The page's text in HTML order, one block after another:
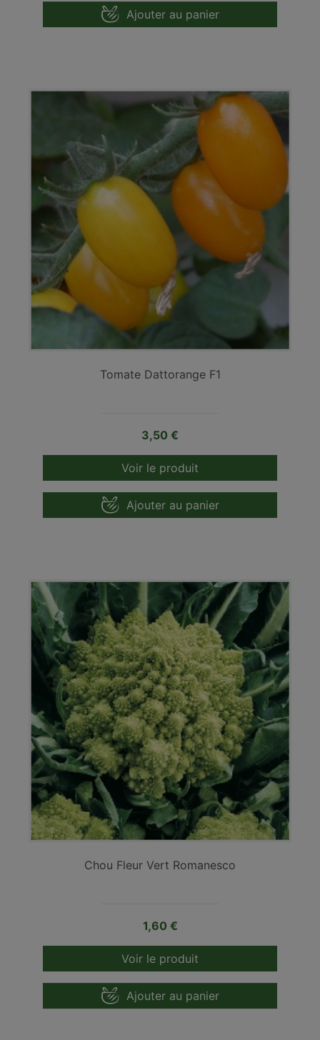
Ajouter au panier
Tomate Dattorange F1
Prix
3,50 €
Voir le produit
Ajouter au panier
Chou Fleur Vert Romanesco
Prix
1,60 €
Voir le produit
Ajouter au panier